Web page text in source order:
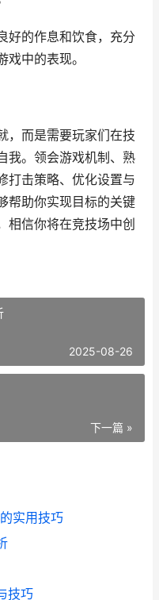
好的作息和饮食，充分
中的表现。
，而是需要玩家们在技
我。领会游戏机制、熟
打击策略、优化设置与
帮助你实现目标的关键
相信你将在竞技场中创
2025-08-26
下一篇 »
实用技巧
技巧